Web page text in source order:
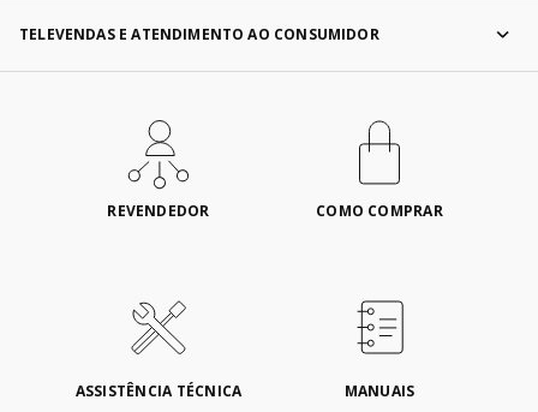
TELEVENDAS E ATENDIMENTO AO CONSUMIDOR
REVENDEDOR COMO COMPRAR
ASSISTÊNCIA TÉCNICA MANUAIS